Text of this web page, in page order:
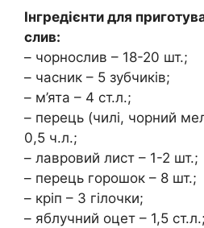
Інгредієнти для
слив:
– чорнослив – 18-20 шт.;
– часник – 5 зубчиків;
– м’ята – 4 ст.л.;
– перець (чилі, чорний
0,5 ч.л.;
– лавровий лист – 1-2 шт.;
– перець горошок – 8 шт.;
– кріп – 3 гілочки;
– яблучний оцет – 1,5 ст.л.;